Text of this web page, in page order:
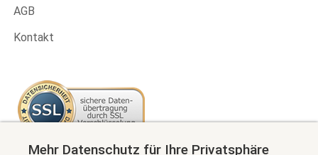
AGB
Kontakt
Mehr Datenschutz für Ihre Privatsphäre